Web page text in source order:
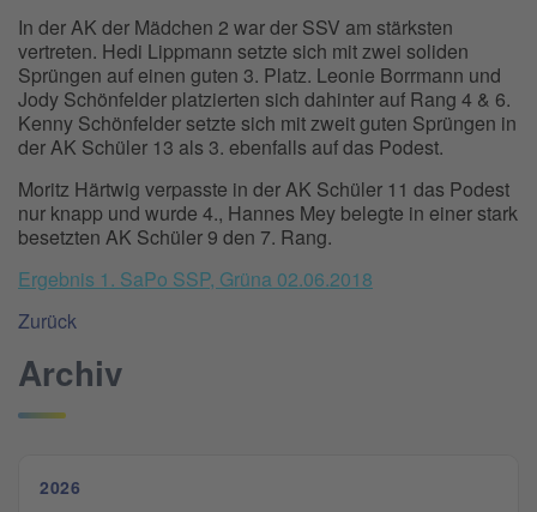
In der AK der Mädchen 2 war der SSV am stärksten
vertreten. Hedi Lippmann setzte sich mit zwei soliden
Sprüngen auf einen guten 3. Platz. Leonie Borrmann und
Jody Schönfelder platzierten sich dahinter auf Rang 4 & 6.
Kenny Schönfelder setzte sich mit zweit guten Sprüngen in
der AK Schüler 13 als 3. ebenfalls auf das Podest.
Moritz Härtwig verpasste in der AK Schüler 11 das Podest
nur knapp und wurde 4., Hannes Mey belegte in einer stark
besetzten AK Schüler 9 den 7. Rang.
Ergebnis 1. SaPo SSP, Grüna 02.06.2018
Zurück
Archiv
2026